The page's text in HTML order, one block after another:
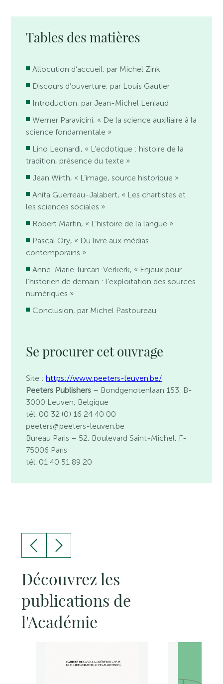
Tables des matières
Allocution d’accueil, par Michel Zink
Discours d’ouverture, par Louis Gautier
Introduction, par Jean-Michel Leniaud
Werner Paravicini, « De la science auxiliaire à la
science fondamentale »
Lino Leonardi, « L’ecdotique : histoire de la
tradition, présence du texte »
Jean Wirth, « L’image, source historique »
Anita Guerreau-Jalabert, « Les chartistes et
les sciences sociales »
Robert Martin, « L’histoire de la langue »
Pascal Ory, « Du livre aux médias
contemporains »
Anne-Marie Turcan-Verkerk, « Enjeux pour
l’historien de demain : l’exploitation des sources
numériques »
Conclusion, par Michel Pastoureau
Se procurer cet ouvrage
Site :https://www.peeters-leuven.be/
Peeters Publishers – Bondgenotenlaan 153, B-
3000 Leuven, Belgique
tél. 00 32 (0) 16 24 40 00
peeters@peeters-leuven.be
Bureau Paris – 52, Boulevard Saint-Michel, F-
75006 Paris
tél. 01 40 51 89 20
Découvrez les
publications de
l'Académie